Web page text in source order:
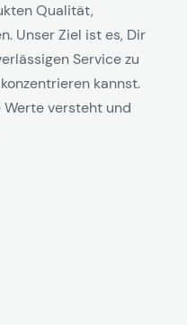
Qualität,
Unser Ziel ist es, Dir
Service zu
kannst.
Werte versteht und